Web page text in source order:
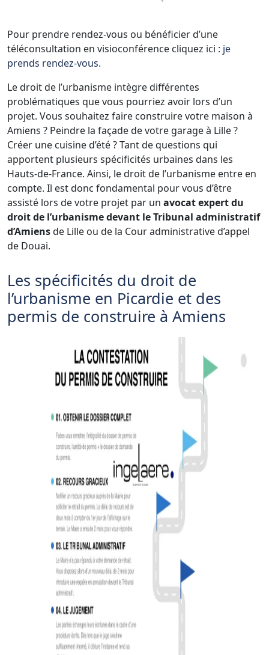
Pour prendre rendez-vous ou bénéficier d’une
téléconsultation en visioconférence cliquez ici : je
prends rendez-vous.
Le droit de l’urbanisme intègre différentes
problématiques que vous pourriez avoir lors d’un
projet. Vous souhaitez faire construire votre maison à
Amiens ? Peindre la façade de votre garage à Lille ?
Créer une cuisine d’été ? Tant de questions qui
apportent plusieurs spécificités urbaines dans les
Hauts-de-France. Ainsi, le droit de l’urbanisme entre en
compte. Il est donc fondamental pour vous d’être
assisté lors de votre projet par un avocat expert du
droit de l’urbanisme devant le Tribunal administratif
d’Amiensde Lille ou de la Cour administrative d’appel
de Douai.
Les spécificités du droit de
l’urbanisme en Picardie et des
permis de construire à Amiens